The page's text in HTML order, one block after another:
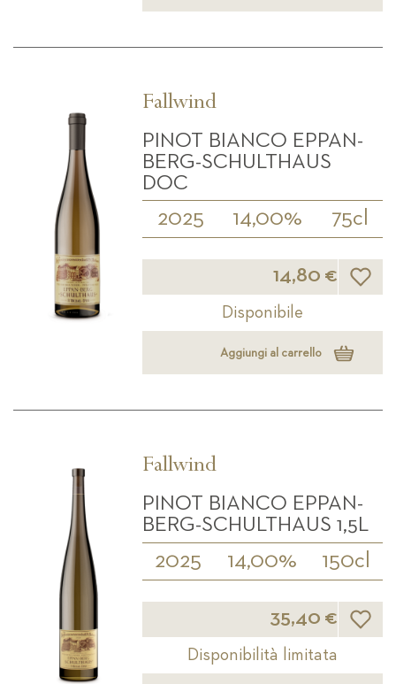
Fallwind
PINOT BIANCO EPPAN-
BERG-SCHULTHAUS
DOC
2025 14,00% 75cl
14,80 € Lista
Disponibile
Aggiungi al carrello
Fallwind
PINOT BIANCO EPPAN-
BERG-SCHULTHAUS 1,5L
2025 14,00% 150cl
35,40 €
Disponibilità limitata